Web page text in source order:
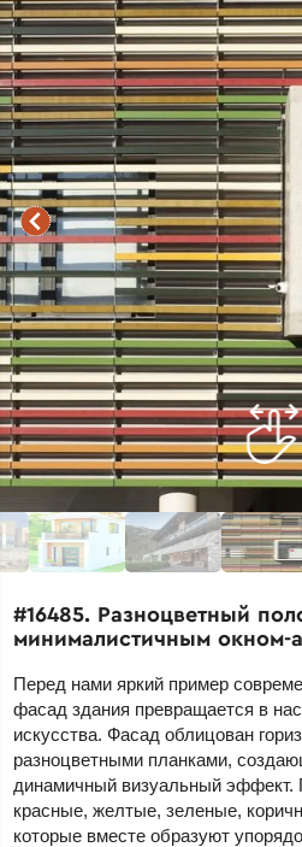
#16485. Разноцветный
минималистичным окном-
Перед нами яркий пример
фасад здания превращается в
искусства. Фасад облицован
разноцветными планками,
динамичный визуальный эффект.
красные, желтые, зеленые,
которые вместе образуют